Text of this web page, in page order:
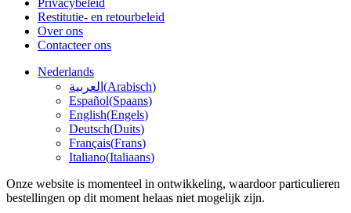
Privacybeleid
Restitutie- en retourbeleid
Over ons
Contacteer ons
Nederlands
العربية (Arabisch)
Español(Spaans)
English(Engels)
Deutsch(Duits)
Français(Frans)
Italiano(Italiaans)
Onze website is momenteel in ontwikkeling, waardoor particulieren
bestellingen op dit moment helaas niet mogelijk zijn.